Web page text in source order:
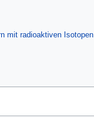
mit radioaktiven Isotopen